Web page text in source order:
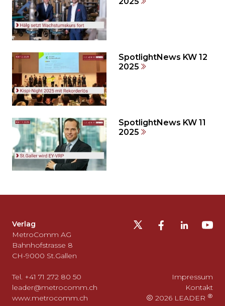
Inhalt
auslassen
und
zum
Seitenende
springen?
SpotlightNews KW 12
2025
SpotlightNews KW 11
2025
auslassen
und
zurück
zum
gehen?
Verlag
MetroComm AG
Bahnhofstrasse 8
CH-9000 St.Gallen
Tel. +41 71 272 80 50
leader@metrocomm.ch
www.metrocomm.ch
Impressum
Kontakt
2026 LEADER